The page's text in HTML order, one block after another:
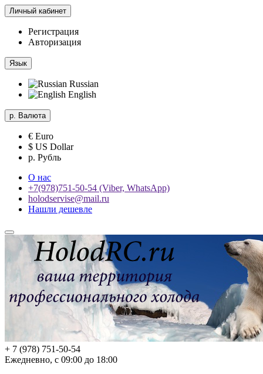
Личный кабинет
Регистрация
Авторизация
Язык
Russian
English
р. Валюта
€ Euro
$ US Dollar
р. Рубль
О нас
+7(978)751-50-54 (Viber, WhatsApp)
holodservise@mail.ru
Нашли дешевле
+ 7 (978) 751-50-54
Ежедневно, с 09:00 до 18:00